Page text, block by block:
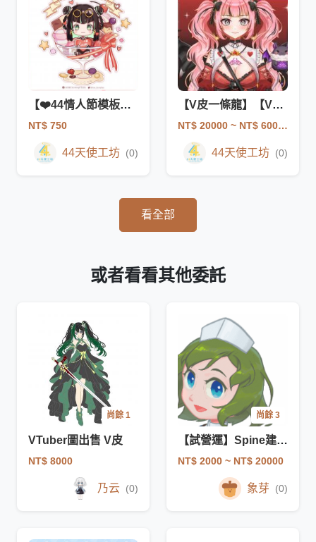
【❤️44情人節模板❤️】
NT$ 750
44天使工坊 (0)
【V皮一條龍】【V皮Live 2D建模】/【拆件全身立繪】
NT$ 20000 ~ NT$ 60000
44天使工坊 (0)
看全部
或者看看其他委託
尚餘 1
VTuber圖出售 V皮
NT$ 8000
乃云 (0)
尚餘 3
【試營運】Spine建模與動畫製作
NT$ 2000 ~ NT$ 20000
象芽 (0)